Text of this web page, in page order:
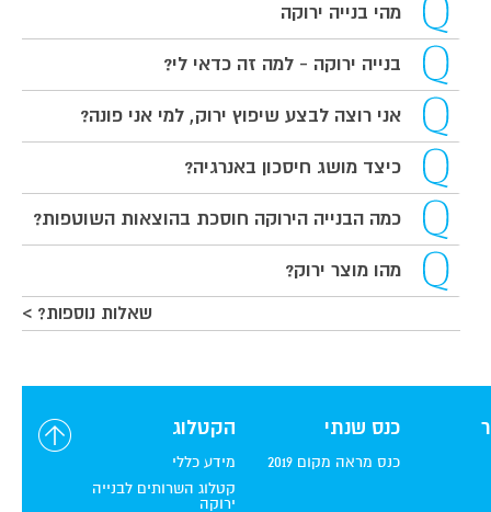
מהי בנייה ירוקה
בנייה ירוקה - למה זה כדאי לי?
אני רוצה לבצע שיפוץ ירוק, למי אני פונה?
כיצד מושג חיסכון באנרגיה?
כמה הבנייה הירוקה חוסכת בהוצאות השוטפות?
מהו מוצר ירוק?
שאלות נוספות? >
כנס שנתי
כנס מראה מקום 2019
הקטלוג
מידע כללי
קטלוג השרותים לבנייה
ירוקה